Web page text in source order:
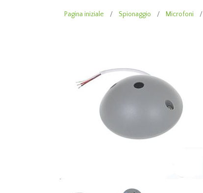
Pagina iniziale / Spionaggio / Microfoni /